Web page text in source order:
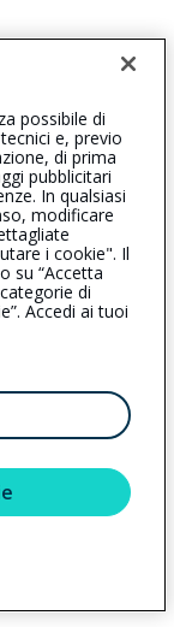
(KR)
Consulta il
Generali
commerciale di
Generali S.p.A.
possibile di
e, previo
di prima
pubblicitari
In qualsiasi
modificare
i cookie". Il
su “Accetta
di
Accedi ai tuoi